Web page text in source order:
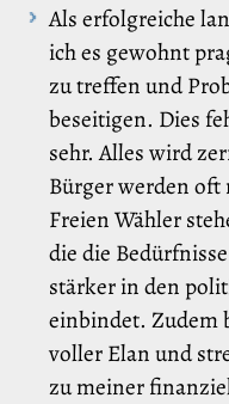
Als erfolgreiche
ich es gewohnt
zu treffen und
beseitigen. Dies
sehr. Alles wird
Bürger werden
Freien Wähler
die die
stärker in den
einbindet. Zudem
voller Elan und
zu meiner